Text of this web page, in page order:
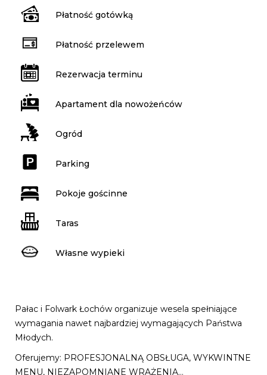
Płatność gotówką
Płatność przelewem
Rezerwacja terminu
Apartament dla nowożeńców
Ogród
Parking
Pokoje gościnne
Taras
Własne wypieki
Pałac i Folwark Łochów organizuje wesela spełniające
wymagania nawet najbardziej wymagających Państwa
Młodych.
Oferujemy: PROFESJONALNĄ OBSŁUGA, WYKWINTNE
MENU, NIEZAPOMNIANE WRAŻENIA…